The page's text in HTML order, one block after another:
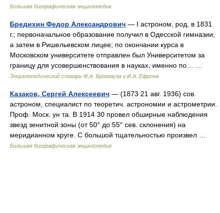
Большая биографическая энциклопедия
Бредихин Федор Александрович — I астроном, род. в 1831
г.; первоначальное образование получил в Одесской гимназии,
а затем в Ришельевском лицее; по окончании курса в
Московском университете отправлен был Университетом за
границу для усовершенствования в науках, именно по… …
Энциклопедический словарь Ф.А. Брокгауза и И.А. Ефрона
Казаков, Сергей Алексеевич — (1873 21 авг. 1936) сов.
астроном, специалист по теоретич. астрономии и астрометрии.
Проф. Моск. ун та. В 1914 30 провел обширные наблюдения
звезд зенитной зоны (от 50° до 55° сев. склонения) на
меридианном круге. С большой тщательностью произвел …
Большая биографическая энциклопедия